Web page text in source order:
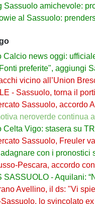
amichevole: probabili
Sassuolo: prendersi la Serie A e
news oggi: ufficiale il ritorno di
preferite", aggiungi
vicino all’Union Brescia:
- Sassuolo, torna il
Sassuolo, accordo Atalanta-
neroverde continua a sferragliare. Un
Vigo: stasera su TRC la replica con
Sassuolo, Freuler valuta
con i pronostici sulle partite di
Pescara, accordo con il
- Aquilani: “Non
Avellino, il ds: "Vi spiego a
lo svincolato ex Inter